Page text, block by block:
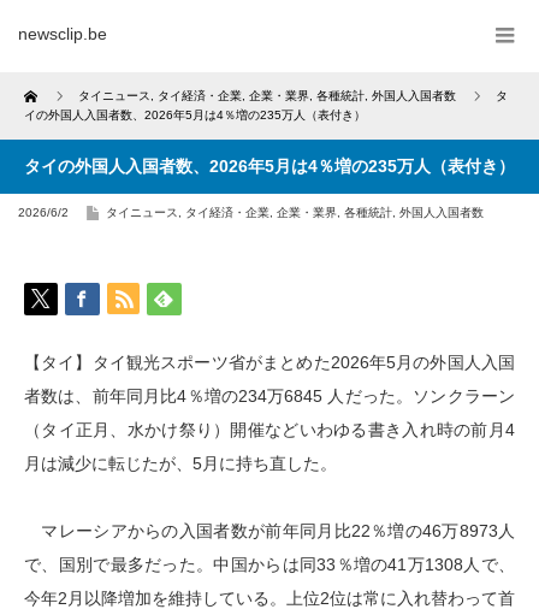
newsclip.be
Home タイニュース タイ経済・企業 企業・業界 各種統計 外国人入国者数
タ
イの外国人入国者数、2026年5月は4％増の235万人（表付き）
タイの外国人入国者数、2026年5月は4％増の235万人（表付き）
2026/6/2 タイニュース タイ経済・企業 企業・業界 各種統計 外国人入国者数
【タイ】タイ観光スポーツ省がまとめた2026年5月の外国人入国
者数は、前年同月比4％増の234万6845 人だった。ソンクラーン
（タイ正月、水かけ祭り）開催などいわゆる書き入れ時の前月4
月は減少に転じたが、5月に持ち直した。
マレーシアからの入国者数が前年同月比22％増の46万8973人
で、国別で最多だった。中国からは同33％増の41万1308人で、
今年2月以降増加を維持している。上位2位は常に入れ替わって首